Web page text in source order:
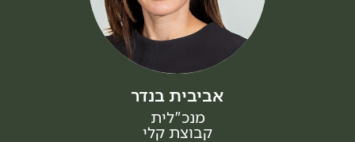
אביבית בנדר
מנכ"לית
קבוצת קלי